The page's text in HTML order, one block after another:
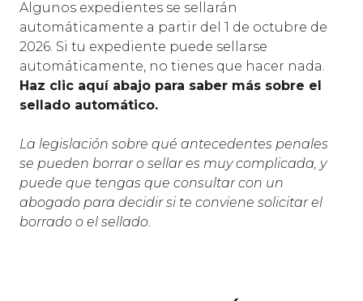
Algunos expedientes se sellarán
automáticamente a partir del 1 de octubre de
2026. Si tu expediente puede sellarse
automáticamente, no tienes que hacer nada.
Haz clic aquí abajo para saber más sobre el
sellado automático.
La legislación sobre qué antecedentes penales
se pueden borrar o sellar es muy complicada, y
puede que tengas que consultar con un
abogado para decidir si te conviene solicitar el
borrado o el sellado.